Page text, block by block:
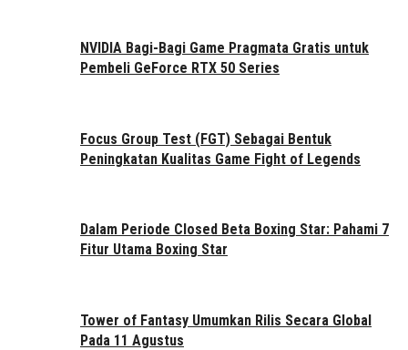
NVIDIA Bagi-Bagi Game Pragmata Gratis untuk
Pembeli GeForce RTX 50 Series
Focus Group Test (FGT) Sebagai Bentuk
Peningkatan Kualitas Game Fight of Legends
Dalam Periode Closed Beta Boxing Star: Pahami 7
Fitur Utama Boxing Star
Tower of Fantasy Umumkan Rilis Secara Global
Pada 11 Agustus